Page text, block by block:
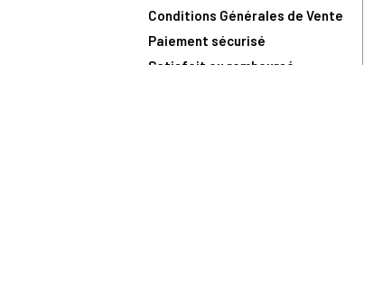
Conditions Générales de Vente
Paiement sécurisé
Satisfait ou remboursé